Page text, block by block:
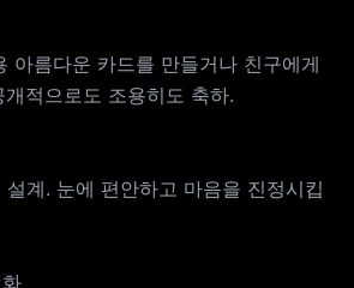
아름다운 카드를 만들거나 친구에게
적으로도 조용히도 축하.
계. 눈에 편안하고 마음을 진정시킵